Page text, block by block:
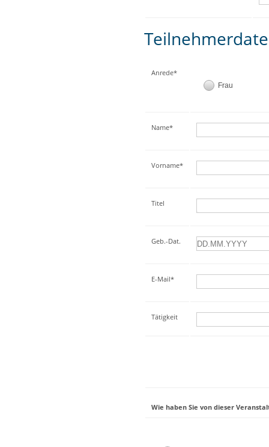
Anrede*
Frau
Name*
Vorname*
Titel
Geb.-Dat.
E-Mail*
Tätigkeit
Wie haben Sie von dieser